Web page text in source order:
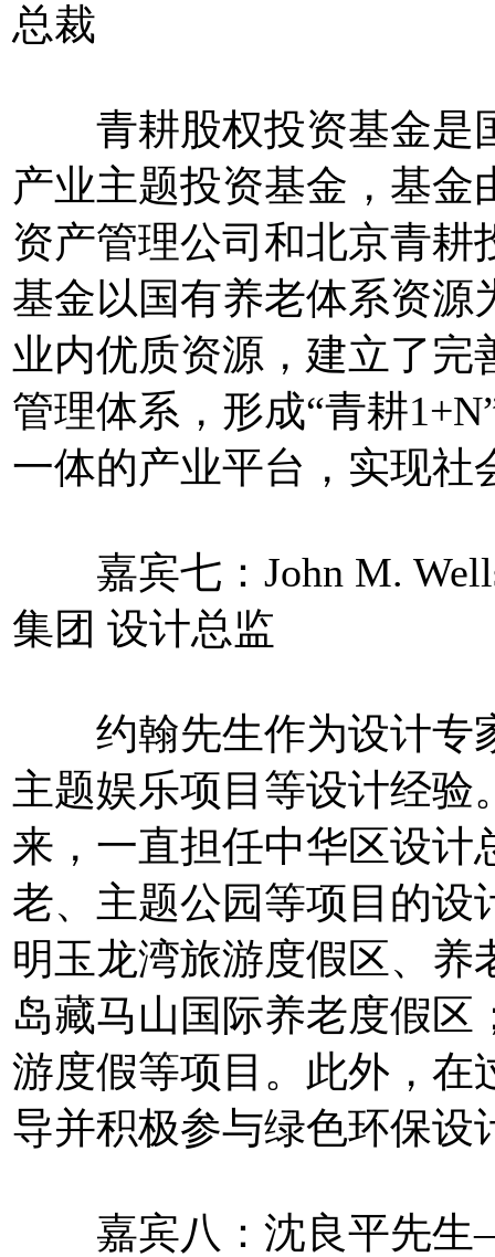
总裁
青耕股权投资基金是
产业主题投资基金，基
资产管理公司和北京青耕
基金以国有养老体系资源
业内优质资源，建立了完
管理体系，形成“青耕
一体的产业平台，实现社
嘉宾七：John M.
集团 设计总监
约翰先生作为设计专
主题娱乐项目等设计经
来，一直担任中华区设计
老、主题公园等项目的设
明玉龙湾旅游度假区、养
岛藏马山国际养老度假
游度假等项目。此外，在
导并积极参与绿色环保设
嘉宾八：沈良平先生